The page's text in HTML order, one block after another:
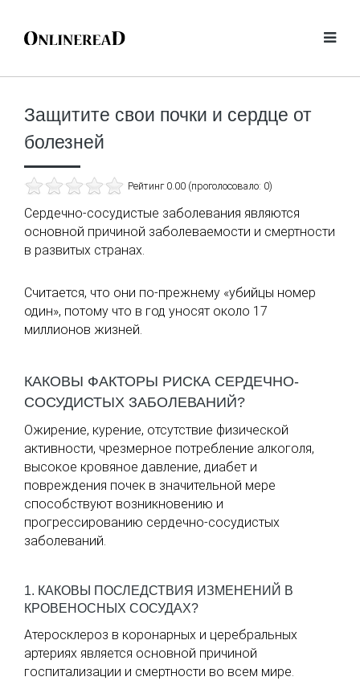
Защитите свои почки и сердце от
болезней
Рейтинг 0.00 (проголосовало: 0)
Сердечно-сосудистые заболевания являются
основной причиной заболеваемости и смертности
в развитых странах.
Считается, что они по-прежнему «убийцы номер
один», потому что в год уносят около 17
миллионов жизней.
КАКОВЫ ФАКТОРЫ РИСКА СЕРДЕЧНО-
СОСУДИСТЫХ ЗАБОЛЕВАНИЙ?
Ожирение, курение, отсутствие физической
активности, чрезмерное потребление алкоголя,
высокое кровяное давление, диабет и
повреждения почек в значительной мере
способствуют возникновению и
прогрессированию сердечно-сосудистых
заболеваний.
1. КАКОВЫ ПОСЛЕДСТВИЯ ИЗМЕНЕНИЙ В
КРОВЕНОСНЫХ СОСУДАХ?
Атеросклероз в коронарных и церебральных
артериях является основной причиной
госпитализации и смертности во всем мире.